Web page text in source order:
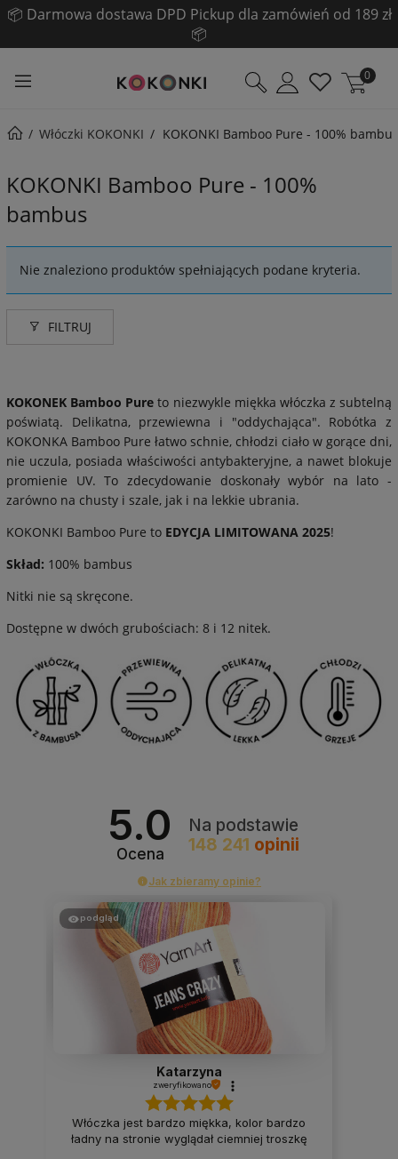
📦 Darmowa dostawa DPD Pickup dla zamówień od 189 zł
📦
0
Włóczki KOKONKI KOKONKI Bamboo Pure - 100% bambus
KOKONKI Bamboo Pure - 100%
bambus
Nie znaleziono produktów spełniających podane kryteria.
FILTRUJ
KOKONEK Bamboo Pure to niezwykle miękka włóczka z subtelną
poświatą. Delikatna, przewiewna i "oddychająca". Robótka z
KOKONKA Bamboo Pure łatwo schnie, chłodzi ciało w gorące dni,
nie uczula, posiada właściwości antybakteryjne, a nawet blokuje
promienie UV. To zdecydowanie doskonały wybór na lato -
zarówno na chusty i szale, jak i na lekkie ubrania.
KOKONKI Bamboo Pure to EDYCJA LIMITOWANA 2025!
Skład: 100% bambus
Nitki nie są skręcone.
Dostępne w dwóch grubościach: 8 i 12 nitek.
5.0
Ocena
Na podstawie
148 241 opinii
Jak zbieramy opinie?
podgląd
Katarzyna
zweryfikowano
Włóczka jest bardzo miękka, kolor bardzo
ładny na stronie wyglądał ciemniej troszkę